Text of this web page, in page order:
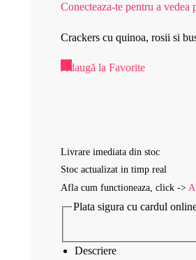
Conecteaza-te pentru a vedea
Crackers cu quinoa, rosii si
Adaugă la Favorite
Livrare imediata din stoc
Stoc actualizat in timp real
Afla cum functioneaza, click ->
Plata sigura cu cardul
Descriere